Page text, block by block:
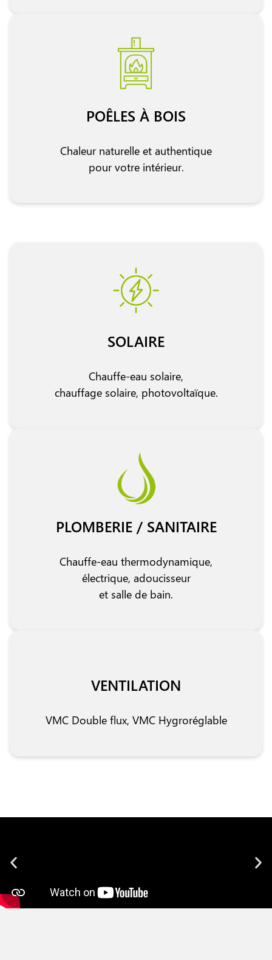
POÊLES À BOIS
Chaleur naturelle et authentique
pour votre intérieur.
SOLAIRE
Chauffe-eau solaire,
chauffage solaire, photovoltaïque.
PLOMBERIE / SANITAIRE
Chauffe-eau thermodynamique,
électrique, adoucisseur
et salle de bain.
VENTILATION
VMC Double flux, VMC Hygroréglable